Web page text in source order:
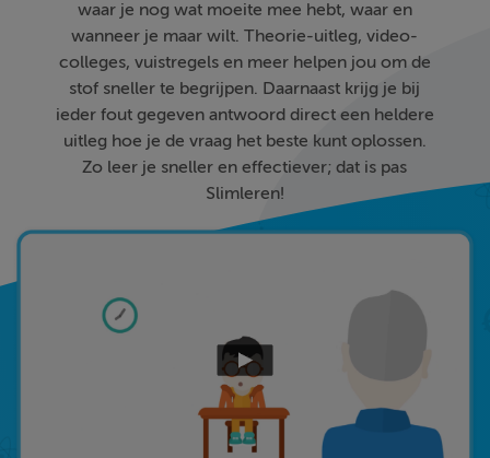
waar je nog wat moeite mee hebt, waar en
wanneer je maar wilt. Theorie-uitleg, video-
colleges, vuistregels en meer helpen jou om de
stof sneller te begrijpen. Daarnaast krijg je bij
ieder fout gegeven antwoord direct een heldere
uitleg hoe je de vraag het beste kunt oplossen.
Zo leer je sneller en effectiever; dat is pas
Slimleren!